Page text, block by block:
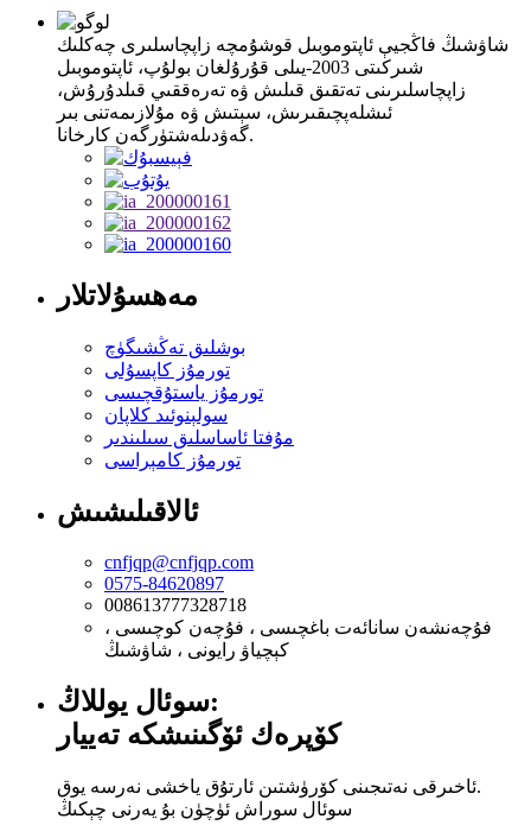
شاۋشىڭ فاڭجيې ئاپتوموبىل قوشۇمچە زاپچاسلىرى چەكلىك
شىركىتى 2003-يىلى قۇرۇلغان بولۇپ، ئاپتوموبىل
زاپچاسلىرىنى تەتقىق قىلىش ۋە تەرەققىي قىلدۇرۇش،
ئىشلەپچىقىرىش، سېتىش ۋە مۇلازىمەتنى بىر
گەۋدىلەشتۈرگەن كارخانا.
مەھسۇلاتلار
بوشلىق تەڭشىگۈچ
تورمۇز كاپسۇلى
تورمۇز ياستۇقچىسى
سولېنوئىد كلاپان
مۇفتا ئاساسلىق سىلىندىر
تورمۇز كامېراسى
ئالاقىلىشىش
cnfjqp@cnfjqp.com
0575-84620897
008613777328718
فۇچەنشەن سانائەت باغچىسى ، فۇچەن كوچىسى ،
كېچياۋ رايونى ، شاۋشىڭ
سوئال يوللاڭ:
كۆپرەك ئۆگىنىشكە تەييار
ئاخىرقى نەتىجىنى كۆرۈشتىن ئارتۇق ياخشى نەرسە يوق.
سوئال سوراش ئۈچۈن بۇ يەرنى چېكىڭ